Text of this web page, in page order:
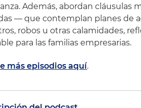
Además, abordan cláusulas
— que contemplan planes de
robos u otras calamidades,
para las familias empresarias.
más episodios aquí.